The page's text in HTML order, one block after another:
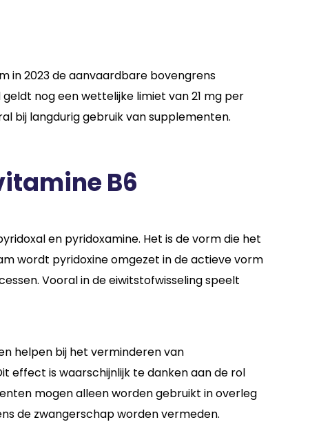
in 2023 de aanvaardbare bovengrens
nog een wettelijke limiet van 21 mg per
bij langdurig gebruik van supplementen.
B6
en pyridoxamine. Het is de vorm die het
wordt pyridoxine omgezet in de actieve vorm
Vooral in de eiwitstofwisseling speelt
helpen bij het verminderen van
effect is waarschijnlijk te danken aan de rol
mogen alleen worden gebruikt in overleg
de zwangerschap worden vermeden.